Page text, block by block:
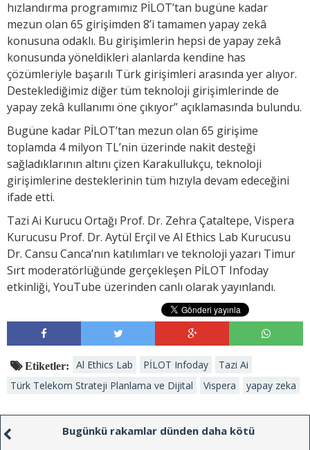
hızlandırma programımız PİLOT’tan bugüne kadar
mezun olan 65 girişimden 8’i tamamen yapay zekâ
konusuna odaklı. Bu girişimlerin hepsi de yapay zekâ
konusunda yöneldikleri alanlarda kendine has
çözümleriyle başarılı Türk girişimleri arasında yer alıyor.
Desteklediğimiz diğer tüm teknoloji girişimlerinde de
yapay zekâ kullanımı öne çıkıyor” açıklamasında bulundu.
Bugüne kadar PİLOT’tan mezun olan 65 girişime
toplamda 4 milyon TL’nin üzerinde nakit desteği
sağladıklarının altını çizen Karakullukçu, teknoloji
girişimlerine desteklerinin tüm hızıyla devam edeceğini
ifade etti.
Tazi Ai Kurucu Ortağı Prof. Dr. Zehra Çataltepe, Vispera
Kurucusu Prof. Dr. Aytül Erçil ve Al Ethics Lab Kurucusu
Dr. Cansu Canca’nın katılımları ve teknoloji yazarı Timur
Sırt moderatörlüğünde gerçekleşen PİLOT Infoday
etkinliği, YouTube üzerinden canlı olarak yayınlandı.
Etiketler: Al Ethics Lab PİLOT Infoday
Tazi Ai
Türk Telekom Strateji Planlama ve Dijital
Vispera yapay zeka
Bugünkü rakamlar dünden daha kötü